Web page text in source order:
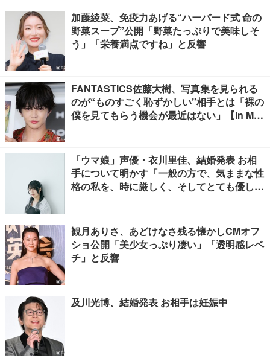
加藤綾菜、免疫力あげる“ハーバード式 命の
野菜スープ”公開「野菜たっぷりで美味しそ
う」「栄養満点ですね」と反響
FANTASTICS佐藤大樹、写真集を見られる
のが“ものすごく恥ずかしい”相手とは「裸の
僕を見てもらう機会が最近はない」【In Moti
「ウマ娘」声優・衣川里佳、結婚発表 お相
手について明かす「一般の方で、気ままな性
格の私を、時に厳しく、そしてとても優し
観月ありさ、あどけなさ残る懐かしCMオフ
ショ公開「美少女っぷり凄い」「透明感レベ
チ」と反響
及川光博、結婚発表 お相手は妊娠中